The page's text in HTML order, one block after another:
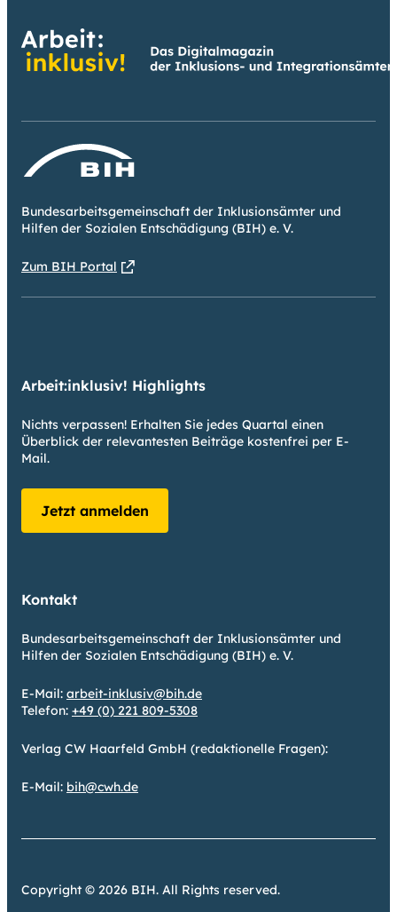
Bundesarbeitsgemeinschaft der Inklusionsämter und
Hilfen der Sozialen Entschädigung (BIH) e. V.
Zum BIH Portal
Arbeit:inklusiv! Highlights
Nichts verpassen! Erhalten Sie jedes Quartal einen
Überblick der relevantesten Beiträge kostenfrei per E-
Mail.
Jetzt anmelden
Kontakt
Bundesarbeitsgemeinschaft der Inklusionsämter und
Hilfen der Sozialen Entschädigung (BIH) e. V.
E-Mail: arbeit-inklusiv@bih.de
Telefon: +49 (0) 221 809-5308
Verlag CW Haarfeld GmbH (redaktionelle Fragen):
E-Mail: bih@cwh.de
Copyright © 2026 BIH. All Rights reserved.